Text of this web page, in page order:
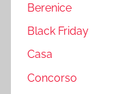
Berenice
Black Friday
Casa
Concorso